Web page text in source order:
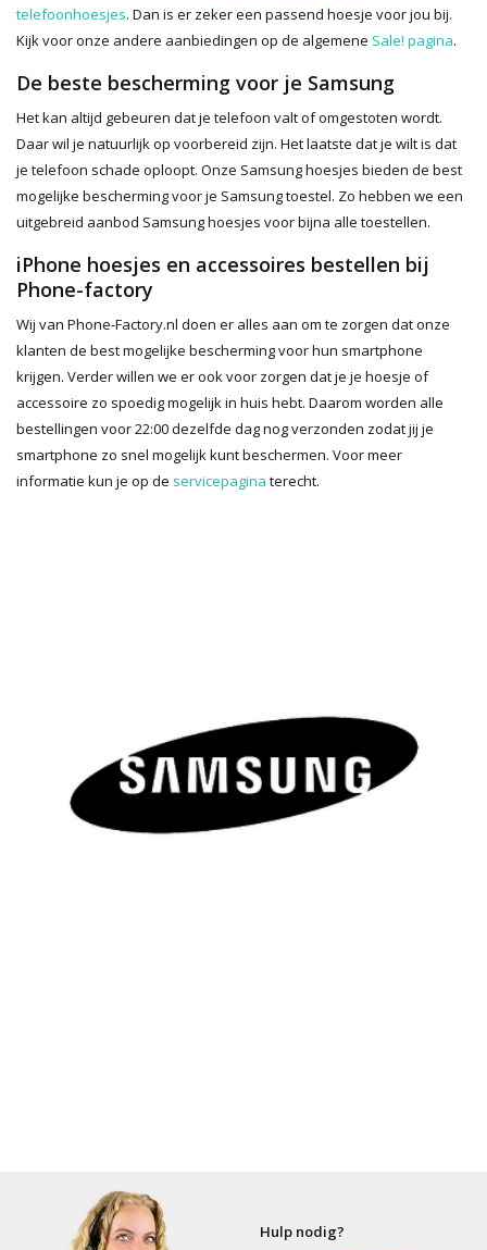
telefoonhoesjes. Dan is er zeker een passend hoesje voor jou bij.
Kijk voor onze andere aanbiedingen op de algemene Sale! pagina.
De beste bescherming voor je Samsung
Het kan altijd gebeuren dat je telefoon valt of omgestoten wordt.
Daar wil je natuurlijk op voorbereid zijn. Het laatste dat je wilt is dat
je telefoon schade oploopt. Onze Samsung hoesjes bieden de best
mogelijke bescherming voor je Samsung toestel. Zo hebben we een
uitgebreid aanbod Samsung hoesjes voor bijna alle toestellen.
iPhone hoesjes en accessoires bestellen bij
Phone-factory
Wij van Phone-Factory.nl doen er alles aan om te zorgen dat onze
klanten de best mogelijke bescherming voor hun smartphone
krijgen. Verder willen we er ook voor zorgen dat je je hoesje of
accessoire zo spoedig mogelijk in huis hebt. Daarom worden alle
bestellingen voor 22:00 dezelfde dag nog verzonden zodat jij je
smartphone zo snel mogelijk kunt beschermen. Voor meer
informatie kun je op de servicepagina terecht.
Hulp nodig?